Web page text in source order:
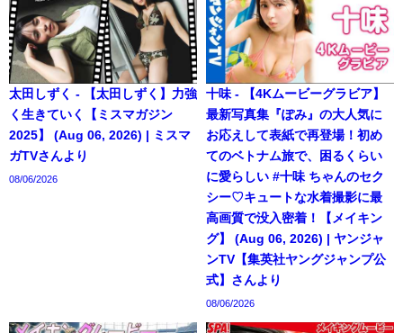
太田しずく - 【太田しずく】力強
く生きていく【ミスマガジン
2025】 (Aug 06, 2026) | ミスマ
ガTVさんより
08/06/2026
十味 - 【4Kムービーグラビア】
最新写真集『ぽみ』の大人気に
お応えして表紙で再登場！初め
てのベトナム旅で、困るくらい
に愛らしい #十味 ちゃんのセク
シー♡キュートな水着撮影に最
高画質で没入密着！【メイキン
グ】 (Aug 06, 2026) | ヤンジャ
ンTV【集英社ヤングジャンプ公
式】さんより
08/06/2026